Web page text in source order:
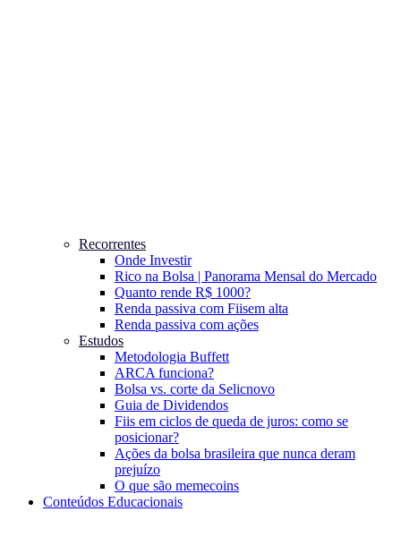
Recorrentes
Onde Investir
Rico na Bolsa | Panorama Mensal do Mercado
Quanto rende R$ 1000?
Renda passiva com Fiisem alta
Renda passiva com ações
Estudos
Metodologia Buffett
ARCA funciona?
Bolsa vs. corte da Selicnovo
Guia de Dividendos
Fiis em ciclos de queda de juros: como se
posicionar?
Ações da bolsa brasileira que nunca deram
prejuízo
O que são memecoins
Conteúdos Educacionais